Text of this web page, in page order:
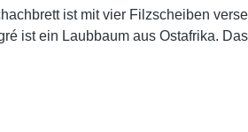
mit Zahlen und Buchstaben Feldgröße: 55 x 55 mm